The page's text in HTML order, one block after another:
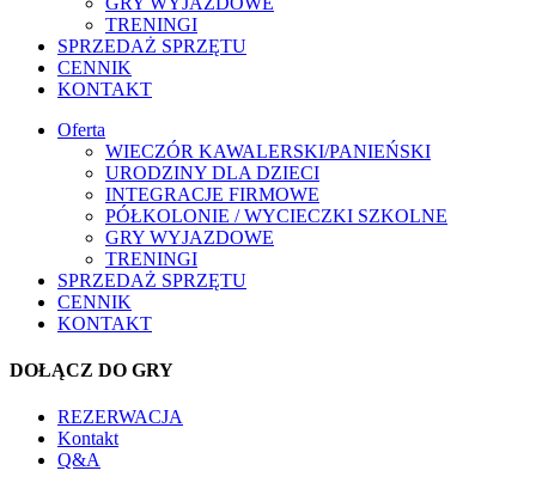
TRENINGI
SPRZEDAŻ SPRZĘTU
CENNIK
KONTAKT
Oferta
WIECZÓR KAWALERSKI/PANIEŃSKI
URODZINY DLA DZIECI
INTEGRACJE FIRMOWE
PÓŁKOLONIE / WYCIECZKI SZKOLNE
GRY WYJAZDOWE
TRENINGI
SPRZEDAŻ SPRZĘTU
CENNIK
KONTAKT
DOŁĄCZ DO GRY
REZERWACJA
Kontakt
Q&A